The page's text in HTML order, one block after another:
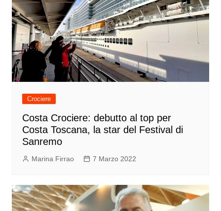
Crociere
Costa Crociere: debutto al top per
Costa Toscana, la star del Festival di
Sanremo
Marina Firrao 7 Marzo 2022